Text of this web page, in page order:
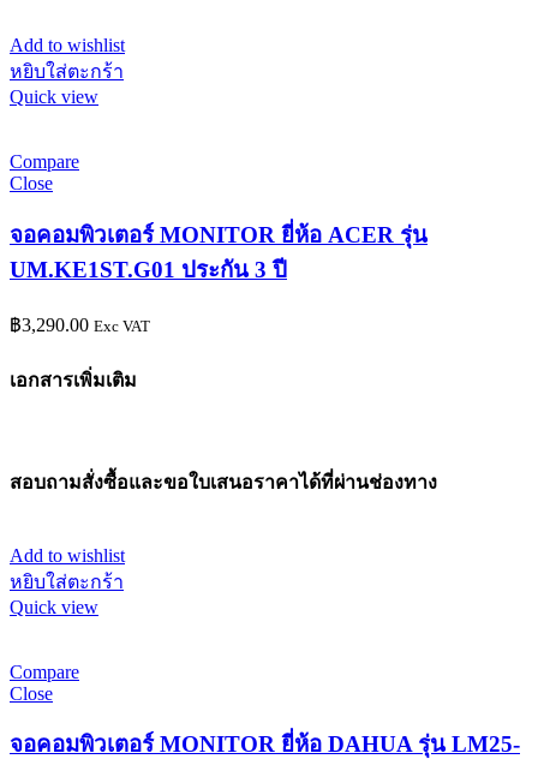
Add to wishlist
หยิบใส่ตะกร้า
Quick view
Compare
Close
จอคอมพิวเตอร์ MONITOR ยี่ห้อ ACER รุ่น
UM.KE1ST.G01 ประกัน 3 ปี
฿3,290.00 Exc VAT
เอกสารเพิ่มเติม
สอบถามสั่งซื้อและขอใบเสนอราคาได้ที่ผ่านช่องทาง
Add to wishlist
หยิบใส่ตะกร้า
Quick view
Compare
Close
จอคอมพิวเตอร์ MONITOR ยี่ห้อ DAHUA รุ่น LM25-